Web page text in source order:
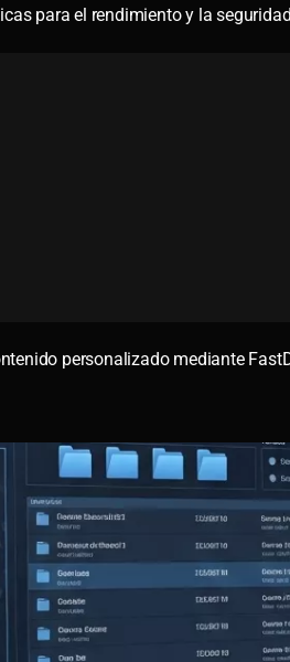
para el rendimiento y la
personalizado mediante